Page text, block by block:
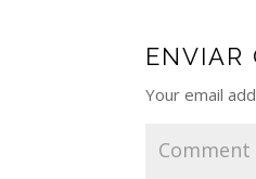
ENVIAR
Your email